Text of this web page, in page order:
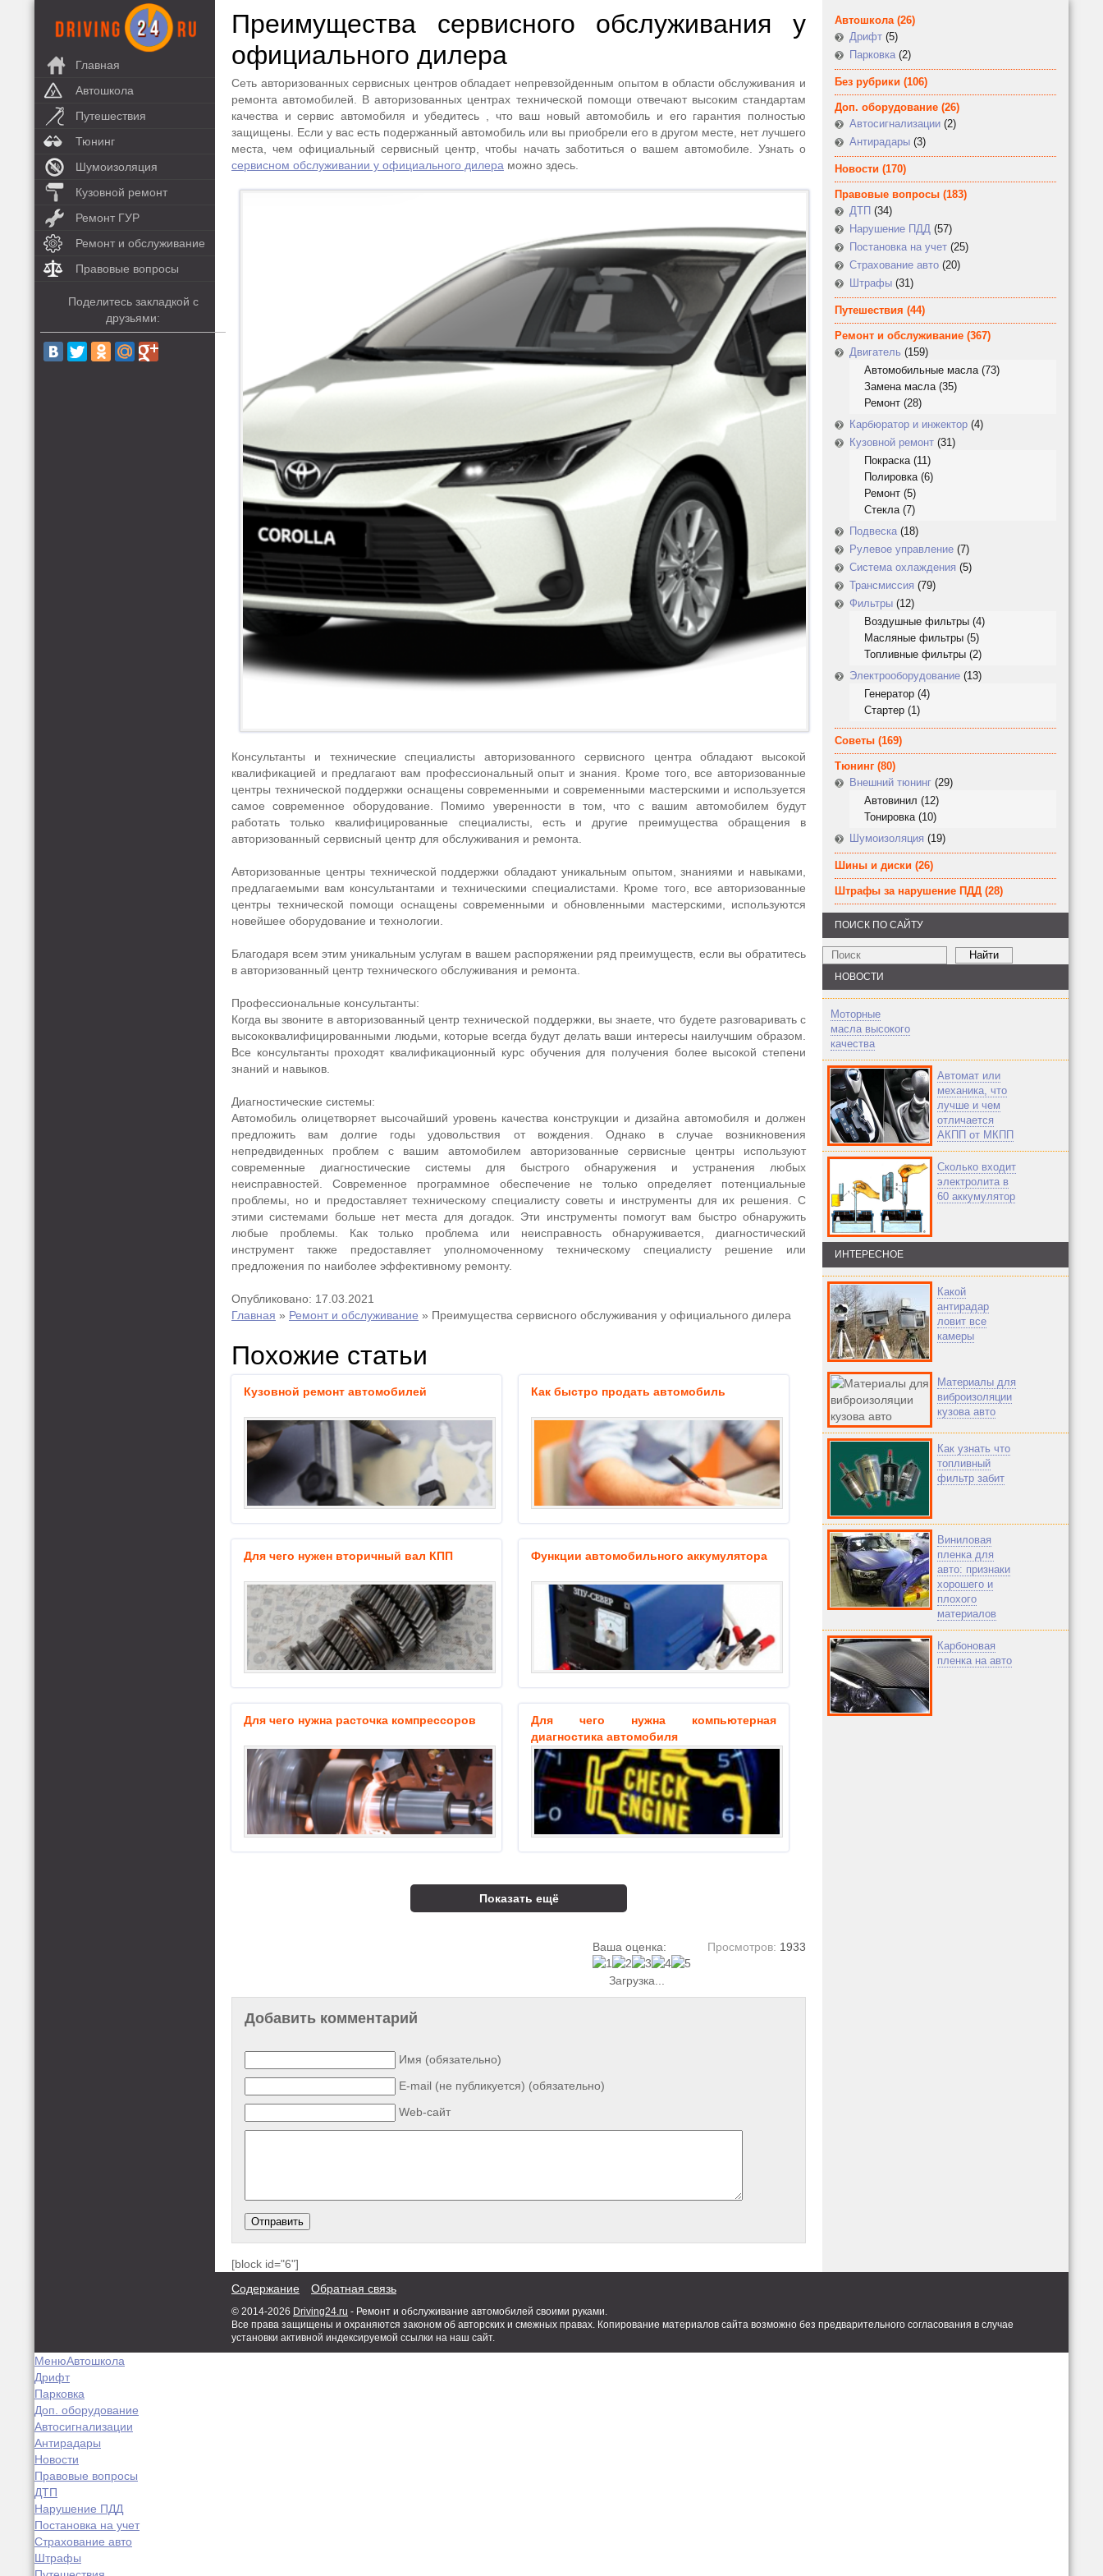
Главная
Автошкола
Путешествия
Тюнинг
Шумоизоляция
Кузовной ремонт
Ремонт ГУР
Ремонт и обслуживание
Правовые вопросы
Поделитесь закладкой с
друзьями:
Преимущества сервисного обслуживания у
официального дилера
Сеть авторизованных сервисных центров обладает непревзойденным опытом в области обслуживания и
ремонта автомобилей. В авторизованных центрах технической помощи отвечают высоким стандартам
качества и сервис автомобиля и убедитесь , что ваш новый автомобиль и его гарантия полностью
защищены. Если у вас есть подержанный автомобиль или вы приобрели его в другом месте, нет лучшего
места, чем официальный сервисный центр, чтобы начать заботиться о вашем автомобиле. Узнать о
сервисном обслуживании у официального дилера можно здесь.
Консультанты и технические специалисты авторизованного сервисного центра обладают высокой
квалификацией и предлагают вам профессиональный опыт и знания. Кроме того, все авторизованные
центры технической поддержки оснащены современными и современными мастерскими и используется
самое современное оборудование. Помимо уверенности в том, что с вашим автомобилем будут
работать только квалифицированные специалисты, есть и другие преимущества обращения в
авторизованный сервисный центр для обслуживания и ремонта.
Авторизованные центры технической поддержки обладают уникальным опытом, знаниями и навыками,
предлагаемыми вам консультантами и техническими специалистами. Кроме того, все авторизованные
центры технической помощи оснащены современными и обновленными мастерскими, используются
новейшее оборудование и технологии.
Благодаря всем этим уникальным услугам в вашем распоряжении ряд преимуществ, если вы обратитесь
в авторизованный центр технического обслуживания и ремонта.
Профессиональные консультанты:
Когда вы звоните в авторизованный центр технической поддержки, вы знаете, что будете разговаривать с
высококвалифицированными людьми, которые всегда будут делать ваши интересы наилучшим образом.
Все консультанты проходят квалификационный курс обучения для получения более высокой степени
знаний и навыков.
Диагностические системы:
Автомобиль олицетворяет высочайший уровень качества конструкции и дизайна автомобиля и должен
предложить вам долгие годы удовольствия от вождения. Однако в случае возникновения
непредвиденных проблем с вашим автомобилем авторизованные сервисные центры используют
современные диагностические системы для быстрого обнаружения и устранения любых
неисправностей. Современное программное обеспечение не только определяет потенциальные
проблемы, но и предоставляет техническому специалисту советы и инструменты для их решения. С
этими системами больше нет места для догадок. Эти инструменты помогут вам быстро обнаружить
любые проблемы. Как только проблема или неисправность обнаруживается, диагностический
инструмент также предоставляет уполномоченному техническому специалисту решение или
предложения по наиболее эффективному ремонту.
Опубликовано: 17.03.2021
Главная » Ремонт и обслуживание » Преимущества сервисного обслуживания у официального дилера
Похожие статьи
Кузовной ремонт автомобилей Как быстро продать автомобиль
Для чего нужен вторичный вал КПП Функции автомобильного аккумулятора
Для чего нужна расточка компрессоров
Для чего нужна компьютерная
диагностика автомобиля
Показать ещё
Просмотров: 1933
Ваша оценка:
Загрузка...
Добавить комментарий
Имя (обязательно)
E-mail (не публикуется) (обязательно)
Web-сайт
[block id="6"]
Автошкола(26)
Дрифт (5)
Парковка (2)
Без рубрики (106)
Доп. оборудование (26)
Автосигнализации (2)
Антирадары (3)
Новости (170)
Правовые вопросы (183)
ДТП (34)
Нарушение ПДД (57)
Постановка на учет (25)
Страхование авто (20)
Штрафы (31)
Путешествия (44)
Ремонт и обслуживание (367)
Двигатель (159)
Автомобильные масла(73)
Замена масла(35)
Ремонт (28)
Карбюратор и инжектор (4)
Кузовной ремонт (31)
Покраска(11)
Полировка(6)
Ремонт (5)
Стекла(7)
Подвеска (18)
Рулевое управление (7)
Система охлаждения (5)
Трансмиссия (79)
Фильтры (12)
Воздушные фильтры (4)
Масляные фильтры (5)
Топливные фильтры (2)
Электрооборудование (13)
Генератор (4)
Стартер (1)
Советы (169)
Тюнинг (80)
Внешний тюнинг (29)
Автовинил (12)
Тонировка(10)
Шумоизоляция (19)
Шины и диски (26)
Штрафы за нарушение ПДД (28)
ПОИСК ПО САЙТУ
НОВОСТИ
Моторные
масла высокого
качества
Автомат или
механика, что
лучше и чем
отличается
АКПП от МКПП
Сколько входит
электролита в
60 аккумулятор
ИНТЕРЕСНОЕ
Какой
антирадар
ловит все
камеры
Материалы для
виброизоляции
кузова авто
Как узнать что
топливный
фильтр забит
Виниловая
пленка для
авто: признаки
хорошего и
плохого
материалов
Карбоновая
пленка на авто
Содержание Обратная связь
© 2014-2026 Driving24.ru - Ремонт и обслуживание автомобилей своими руками.
Все права защищены и охраняются законом об авторских и смежных правах. Копирование материалов сайта возможно без предварительного согласования в случае
установки активной индексируемой ссылки на наш сайт.
МенюАвтошкола
Дрифт
Парковка
Доп. оборудование
Автосигнализации
Антирадары
Новости
Правовые вопросы
ДТП
Нарушение ПДД
Постановка на учет
Страхование авто
Штрафы